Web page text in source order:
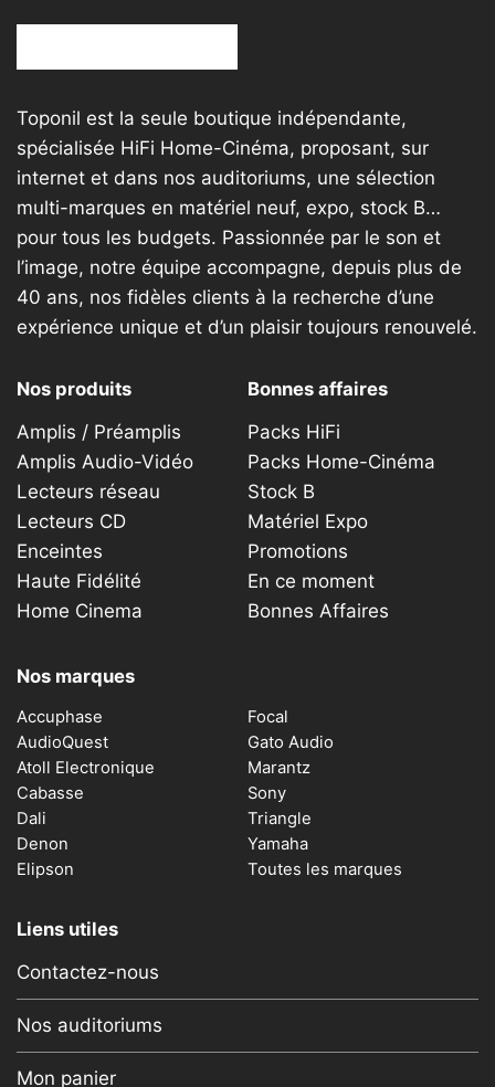
Toponil est la seule boutique indépendante,
spécialisée HiFi Home-Cinéma, proposant, sur
internet et dans nos auditoriums, une sélection
multi-marques en matériel neuf, expo, stock B…
pour tous les budgets. Passionnée par le son et
l’image, notre équipe accompagne, depuis plus de
40 ans, nos fidèles clients à la recherche d’une
expérience unique et d’un plaisir toujours renouvelé.
Nos produits
Amplis / Préamplis
Amplis Audio-Vidéo
Lecteurs réseau
Lecteurs CD
Enceintes
Haute Fidélité
Home Cinema
Bonnes affaires
Packs HiFi
Packs Home-Cinéma
Stock B
Matériel Expo
Promotions
En ce moment
Bonnes Affaires
Nos marques
Accuphase
AudioQuest
Atoll Electronique
Cabasse
Dali
Denon
Elipson
Focal
Gato Audio
Marantz
Sony
Triangle
Yamaha
Toutes les marques
Liens utiles
Contactez-nous
Nos auditoriums
Mon panier